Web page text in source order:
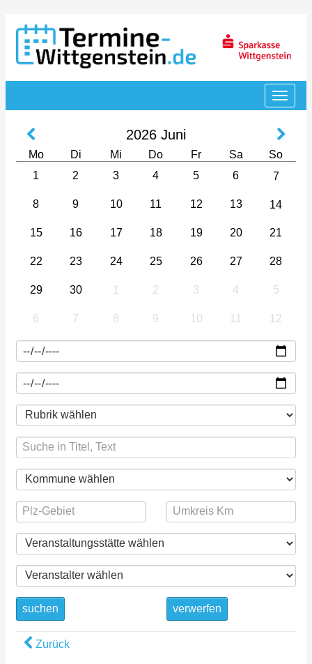
2026 Juni
Mo Di Mi Do Fr Sa
So
1
2 3 4 5 6 7
8 9 10 11 12 13 14
15 16 17 18 19 20 21
22 23 24 25 26 27 28
29 30 1 2 3 4 5
6 7 8 9 10 11 12
suchen verwerfen
Zurück